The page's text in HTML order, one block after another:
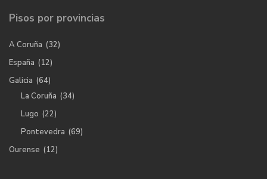
Pisos por provincias
A Coruña (32)
España (12)
Galicia (64)
La Coruña (34)
Lugo (22)
Pontevedra (69)
Ourense (12)